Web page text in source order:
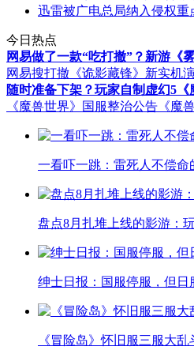
迅雷被广电总局纳入侵权重
今日热点
网易做了一款“吃打撤”？新游《
网易搜打撤《诡影藏锋》新实机
随时准备下架？玩家自制虚幻5
《魔兽世界》国服整治公告 《魔
一看吓一跳：雷死人不偿命
盘点8月扎堆上线的影游：
绅士日报：国服停服，但日
《冒险岛》怀旧服三服大